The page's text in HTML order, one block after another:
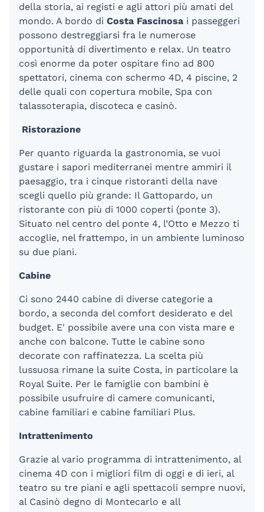
della storia, ai registi e agli attori più amati del
mondo. A bordo di Costa Fascinosa i passeggeri
possono destreggiarsi fra le numerose
opportunità di divertimento e relax. Un teatro
così enorme da poter ospitare fino ad 800
spettatori, cinema con schermo 4D, 4 piscine, 2
delle quali con copertura mobile, Spa con
talassoterapia, discoteca e casinò.
Ristorazione
Per quanto riguarda la gastronomia, se vuoi
gustare i sapori mediterranei mentre ammiri il
paesaggio, tra i cinque ristoranti della nave
scegli quello più grande: Il Gattopardo, un
ristorante con più di 1000 coperti (ponte 3).
Situato nel centro del ponte 4, l’Otto e Mezzo ti
accoglie, nel frattempo, in un ambiente luminoso
su due piani.
Cabine
Ci sono 2440 cabine di diverse categorie a
bordo, a seconda del comfort desiderato e del
budget. E' possibile avere una con vista mare e
anche con balcone. Tutte le cabine sono
decorate con raffinatezza. La scelta più
lussuosa rimane la suite Costa, in particolare la
Royal Suite. Per le famiglie con bambini è
possibile usufruire di camere comunicanti,
cabine familiari e cabine familiari Plus.
Intrattenimento
Grazie al vario programma di intrattenimento, al
cinema 4D con i migliori film di oggi e di ieri, al
teatro su tre piani e agli spettacoli sempre nuovi,
al Casinò degno di Montecarlo e all